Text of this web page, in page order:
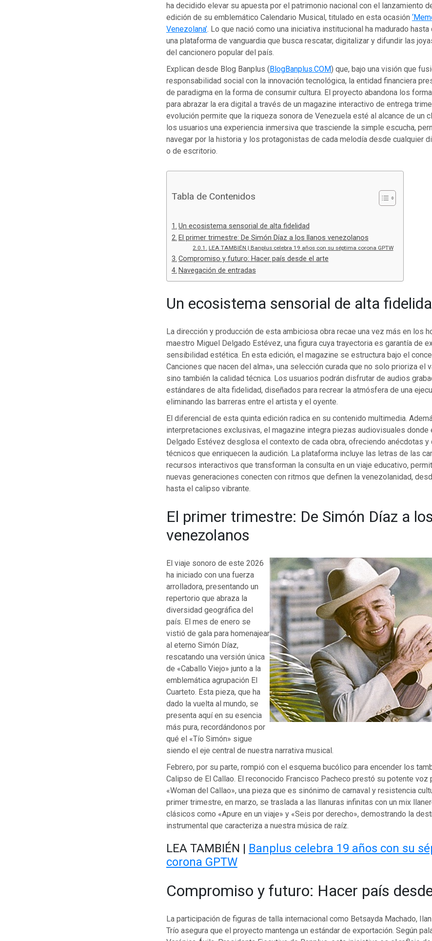
ha decidido elevar su apuesta por el patrimonio nacional con el lanzamiento
edición de su emblemático Calendario Musical, titulado en esta ocasión
Venezolana’. Lo que nació como una iniciativa institucional ha madurado
una plataforma de vanguardia que busca rescatar, digitalizar y difundir las
del cancionero popular del país.
Explican desde Blog Banplus (BlogBanplus.COM) que, bajo una visión que
responsabilidad social con la innovación tecnológica, la entidad financiera
de paradigma en la forma de consumir cultura. El proyecto abandona los
para abrazar la era digital a través de un magazine interactivo de entrega
evolución permite que la riqueza sonora de Venezuela esté al alcance de un
los usuarios una experiencia inmersiva que trasciende la simple escucha,
navegar por la historia y los protagonistas de cada melodía desde cualquier
o de escritorio.
Tabla de Contenidos
Un ecosistema sensorial de alta fidelidad
El primer trimestre: De Simón Díaz a los llanos venezolanos
LEA TAMBIÉN | Banplus celebra 19 años con su séptima corona GPTW
Compromiso y futuro: Hacer país desde el arte
Navegación de entradas
Un ecosistema sensorial de alta
La dirección y producción de esta ambiciosa obra recae una vez más en los
maestro Miguel Delgado Estévez, una figura cuya trayectoria es garantía de
sensibilidad estética. En esta edición, el magazine se estructura bajo el
Canciones que nacen del alma», una selección curada que no solo prioriza el
sino también la calidad técnica. Los usuarios podrán disfrutar de audios
estándares de alta fidelidad, diseñados para recrear la atmósfera de una
eliminando las barreras entre el artista y el oyente.
El diferencial de esta quinta edición radica en su contenido multimedia.
interpretaciones exclusivas, el magazine integra piezas audiovisuales donde
Delgado Estévez desglosa el contexto de cada obra, ofreciendo anécdotas y
técnicos que enriquecen la audición. La plataforma incluye las letras de las
recursos interactivos que transforman la consulta en un viaje educativo,
nuevas generaciones conecten con ritmos que definen la venezolanidad,
hasta el calipso vibrante.
El primer trimestre: De Simón Díaz a
venezolanos
El viaje sonoro de este 2026
ha iniciado con una fuerza
arrolladora, presentando un
repertorio que abraza la
diversidad geográfica del
país. El mes de enero se
vistió de gala para homenajear
al eterno Simón Díaz,
rescatando una versión única
de «Caballo Viejo» junto a la
emblemática agrupación El
Cuarteto. Esta pieza, que ha
dado la vuelta al mundo, se
presenta aquí en su esencia
más pura, recordándonos por
qué el «Tío Simón» sigue
siendo el eje central de nuestra narrativa musical.
Febrero, por su parte, rompió con el esquema bucólico para encender los
Calipso de El Callao. El reconocido Francisco Pacheco prestó su potente voz
«Woman del Callao», una pieza que es sinónimo de carnaval y resistencia
primer trimestre, en marzo, se traslada a las llanuras infinitas con un mix
clásicos como «Apure en un viaje» y «Seis por derecho», demostrando la
instrumental que caracteriza a nuestra música de raíz.
LEA TAMBIÉN | Banplus celebra 19 años con su
corona GPTW
Compromiso y futuro: Hacer país
La participación de figuras de talla internacional como Betsayda Machado,
Trío asegura que el proyecto mantenga un estándar de exportación. Según